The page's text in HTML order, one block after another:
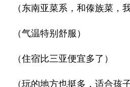
（东南亚菜系，和傣族菜，
（气温特别舒服）
（住宿比三亚便宜多了）
（玩的地方也挺多，适合孩子